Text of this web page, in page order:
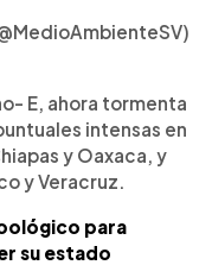
E, ahora tormenta
intensas en
y Oaxaca, y
y Veracruz.
para
su estado